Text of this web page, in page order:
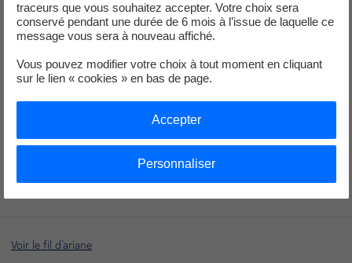
Service de Presse
service-de-presse@edf.fr
Voir le fil d'ariane
traceurs que vous souhaitez accepter. Votre choix sera
conservé pendant une durée de 6 mois à l’issue de laquelle ce
message vous sera à nouveau affiché.
Vous pouvez modifier votre choix à tout moment en cliquant
sur le lien « cookies » en bas de page.
Personnaliser
Accepter